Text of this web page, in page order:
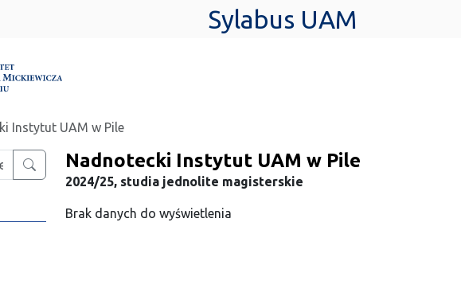
Sylabus UAM
Instytut UAM w Pile
Nadnotecki Instytut UAM w Pile
2024/25, studia jednolite magisterskie
Brak danych do wyświetlenia